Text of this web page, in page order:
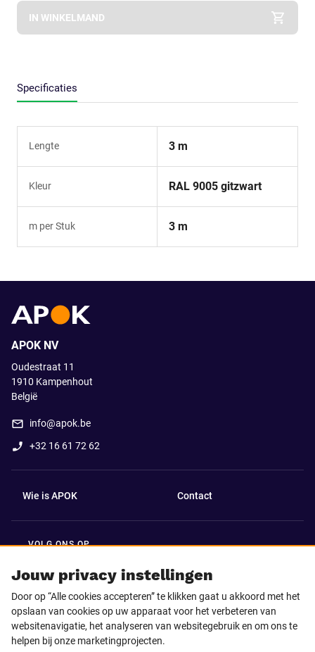
IN WINKELMAND
Specificaties
Lengte 3 m
Kleur RAL 9005 gitzwart
m per Stuk 3 m
Jouw privacy instellingen
Door op “Alle cookies accepteren” te klikken gaat u akkoord met het
opslaan van cookies op uw apparaat voor het verbeteren van
websitenavigatie, het analyseren van websitegebruik en om ons te
helpen bij onze marketingprojecten.
APOK NV
Oudestraat 11
1910 Kampenhout
België
info@apok.be
+32 16 61 72 62
Wie is APOK Contact
VOLG ONS OP
Facebook LinkedIn
Instagram TikTok